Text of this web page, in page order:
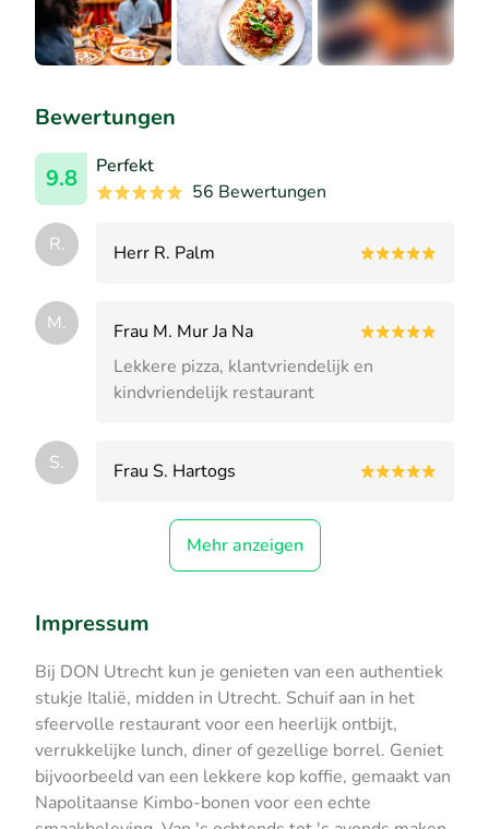
Bewertungen
9.8
Perfekt
56 Bewertungen
R. Herr R. Palm
M.
Frau M. Mur Ja Na
Lekkere pizza, klantvriendelijk en
kindvriendelijk restaurant
S. Frau S. Hartogs
Mehr anzeigen
Impressum
Bij DON Utrecht kun je genieten van een authentiek
stukje Italië, midden in Utrecht. Schuif aan in het
sfeervolle restaurant voor een heerlijk ontbijt,
verrukkelijke lunch, diner of gezellige borrel. Geniet
bijvoorbeeld van een lekkere kop koffie, gemaakt van
Napolitaanse Kimbo-bonen voor een echte